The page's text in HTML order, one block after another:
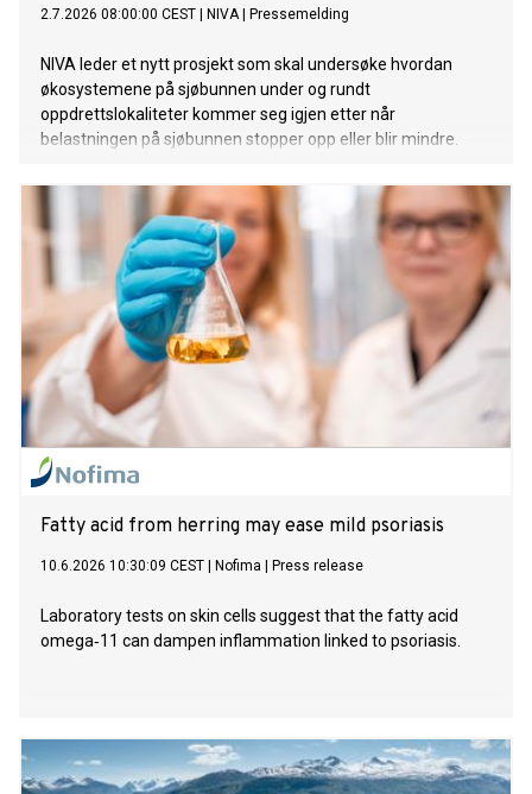
2.7.2026 08:00:00 CEST NIVA| Pressemelding
NIVA leder et nytt prosjekt som skal undersøke hvordan
økosystemene på sjøbunnen under og rundt
oppdrettslokaliteter kommer seg igjen etter når
belastningen på sjøbunnen stopper opp eller blir mindre.
Fatty acid from herring may ease mild psoriasis
10.6.2026 10:30:09 CEST Nofima Press release
Laboratory tests on skin cells suggest that the fatty acid
omega‑11 can dampen inflammation linked to psoriasis.